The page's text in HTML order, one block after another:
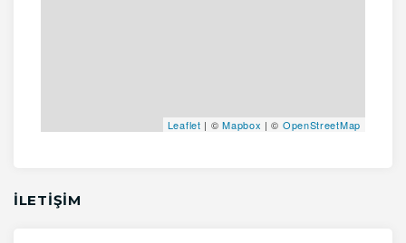
Leaflet | ©Mapbox | © OpenStreetMap
İLETİŞİM